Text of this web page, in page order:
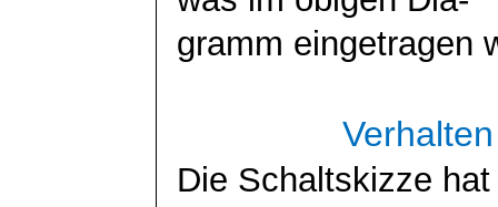
gramm eingetragen
Die Schaltskizze